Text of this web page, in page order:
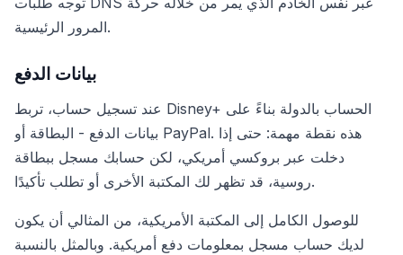
المرور الرئيسية.
بيانات الدفع
عند تسجيل حساب، تربط Disney+ الحساب بالدولة بناءً على
بيانات الدفع - البطاقة أو PayPal. هذه نقطة مهمة: حتى إذا
دخلت عبر بروكسي أمريكي، لكن حسابك مسجل ببطاقة
روسية، قد تظهر لك المكتبة الأخرى أو تطلب تأكيدًا.
للوصول الكامل إلى المكتبة الأمريكية، من المثالي أن يكون
لديك حساب مسجل بمعلومات دفع أمريكية. وبالمثل بالنسبة